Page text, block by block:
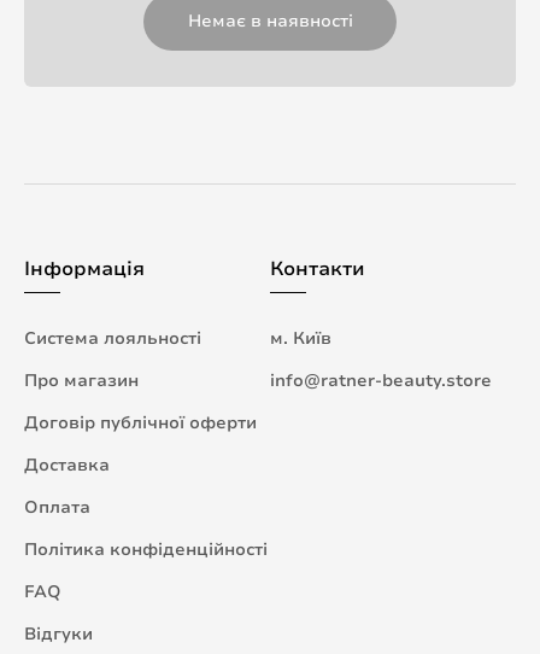
Немає в наявності
Інформація
Система лояльності
Про магазин
Договір публічної оферти
Доставка
Оплата
Політика конфіденційності
FAQ
Відгуки
Контакти
м. Київ
info@ratner-beauty.store